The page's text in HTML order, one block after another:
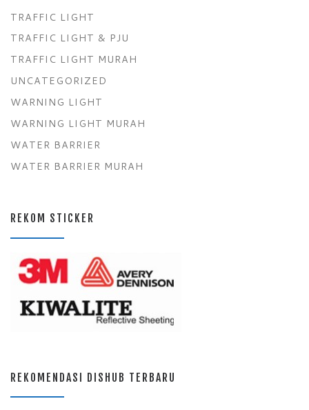
TRAFFIC LIGHT
TRAFFIC LIGHT & PJU
TRAFFIC LIGHT MURAH
UNCATEGORIZED
WARNING LIGHT
WARNING LIGHT MURAH
WATER BARRIER
WATER BARRIER MURAH
REKOM STICKER
REKOMENDASI DISHUB TERBARU